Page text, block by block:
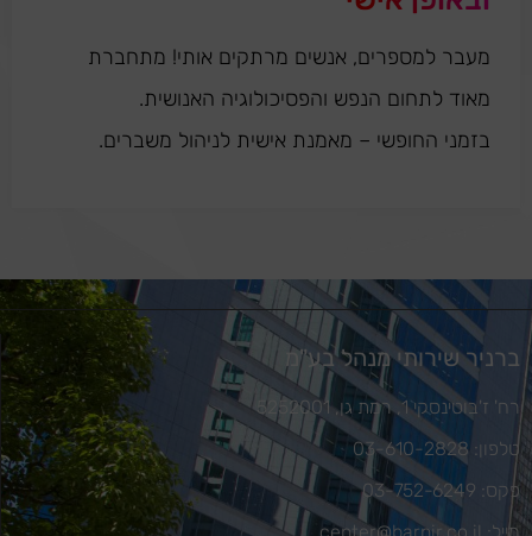
מעבר למספרים, אנשים מרתקים אותי! מתחברת
מאוד לתחום הנפש והפסיכולוגיה האנושית.
בזמני החופשי – מאמנת אישית לניהול משברים.
ברניר שירותי מנהל בע"מ
רח' ז'בוטינסקי 1, רמת גן, 5252001
טלפון: 03-610-2828
פקס: 03-752-6249